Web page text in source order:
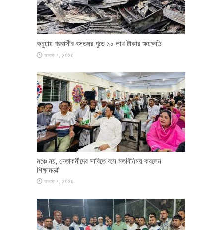
কচুয়ায় প্রবাসীর বসতঘর পুড়ে ১০ লাখ টাকার ক্ষয়ক্ষতি
আগস্ট 7, 2026
মঞ্চে নয়, নেতাকর্মীদের সারিতে বসে মতবিনিময় করলেন
শিক্ষামন্ত্রী
আগস্ট 7, 2026